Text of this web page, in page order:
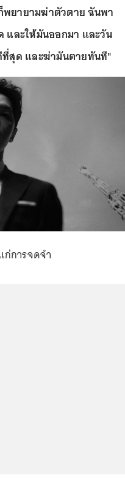
พยายามฆ่าตัวตาย ฉันพา
และให้มันออกมา และวัน
สุด และฆ่ามันตายทันที"
การจดจำ